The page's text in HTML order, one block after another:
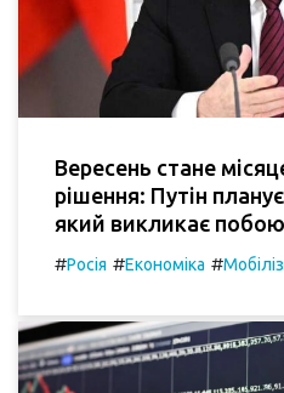
Вересень стане
рішення: Путін
який викликає
#Росія #Економіка #